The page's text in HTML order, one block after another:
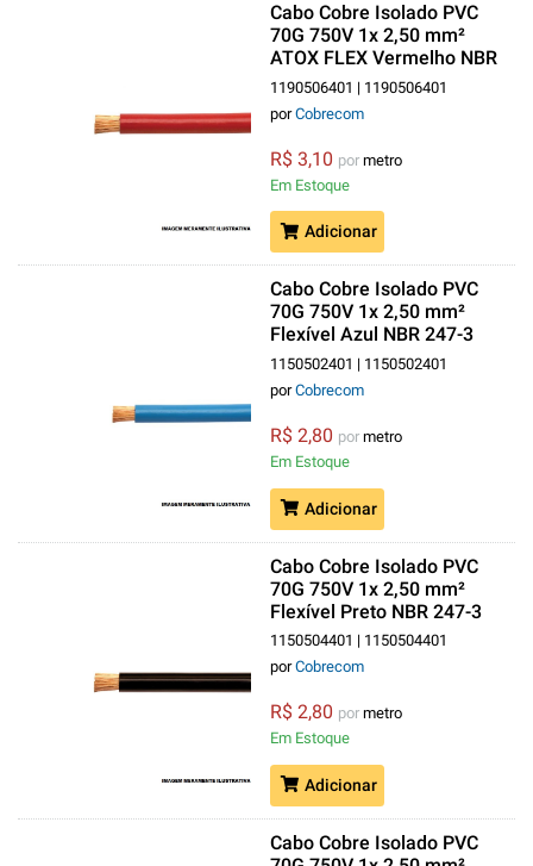
Cabo Cobre Isolado PVC
70G 750V 1x 2,50 mm²
ATOX FLEX Vermelho NBR
13248 Classe 5
1190506401 | 1190506401
porCobrecom
R$ 3,10 por metro
Em Estoque
Adicionar
Cabo Cobre Isolado PVC
70G 750V 1x 2,50 mm²
Flexível Azul NBR 247-3
Classe 5
1150502401 | 1150502401
porCobrecom
R$ 2,80 por metro
Em Estoque
Adicionar
Cabo Cobre Isolado PVC
70G 750V 1x 2,50 mm²
Flexível Preto NBR 247-3
Classe 5
1150504401 | 1150504401
porCobrecom
R$ 2,80 por metro
Em Estoque
Adicionar
Cabo Cobre Isolado PVC